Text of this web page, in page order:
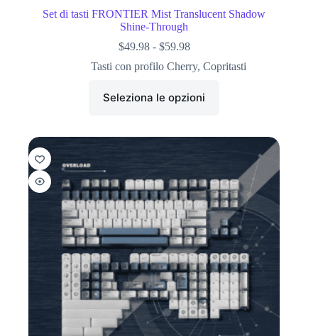
Set di tasti FRONTIER Mist Translucent Shadow
Shine-Through
$49.98 - $59.98
Tasti con profilo Cherry, Copritasti
Seleziona le opzioni